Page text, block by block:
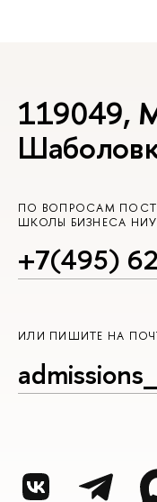
119049,
ПО ВОПРОСАМ
ШКОЛЫ БИЗНЕСА
+7(495)
ИЛИ ПИШИТЕ НА